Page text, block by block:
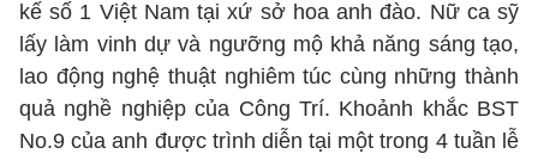
kế số 1 Việt Nam tại xứ sở hoa anh đào. Nữ ca sỹ
lấy làm vinh dự và ngưỡng mộ khả năng sáng tạo,
lao động nghệ thuật nghiêm túc cùng những thành
quả nghề nghiệp của Công Trí. Khoảnh khắc BST
No.9 của anh được trình diễn tại một trong 4 tuần lễ